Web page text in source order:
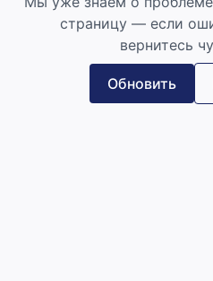
страницу — если
вернитесь
Обновить